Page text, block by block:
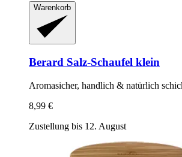
Warenkorb
Berard Salz-​Schaufel klein
Aromasicher, handlich & natürlich
8,99 €
Zustellung bis 12. August